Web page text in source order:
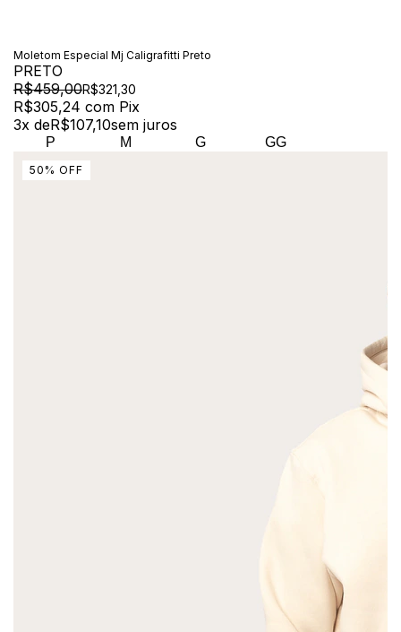
Moletom Especial Mj Caligrafitti Preto
PRETO
R$459,00R$321,30
R$305,24 com Pix
3x deR$107,10sem juros
P M G GG
50 % OFF